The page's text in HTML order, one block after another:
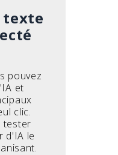
texte
pouvez
et
clic.
tester
d'IA le